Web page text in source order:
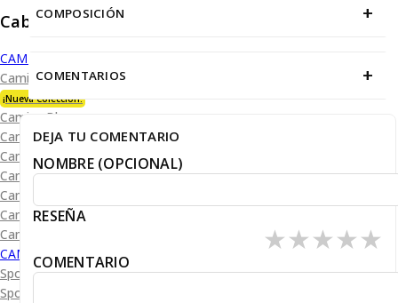
Caballero
CAMISAS
Camisa Premium Bambú
¡Nueva Colección!
Camisa Blanca
Camisa Performance
Camisa Piqué
Camisa Oxford
Camisa Lisa y Textura
Camisa Diseño
Camisa Cuadro y Raya
CAMISA SPORT
Sport Lisas
Sport Diseño
COMPOSICIÓN +
COMENTARIOS +
DEJA TU COMENTARIO
NOMBRE (OPCIONAL)
RESEÑA
★
★
★
★
★
COMENTARIO